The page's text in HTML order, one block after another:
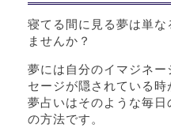
寝てる間に見る夢は単
ませんか？
夢には自分のイマジネ
セージが隠されている時
夢占いはそのような毎
の方法です。